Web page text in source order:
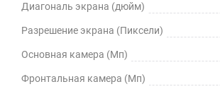
Диагональ экрана (дюйм)
Разрешение экрана (Пиксели)
Основная камера (Мп)
Фронтальная камера (Мп)